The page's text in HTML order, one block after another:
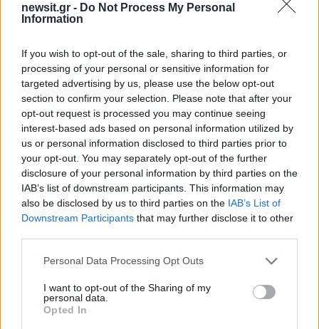
newsit.gr - Do Not Process My Personal
Information
If you wish to opt-out of the sale, sharing to third parties, or
processing of your personal or sensitive information for
targeted advertising by us, please use the below opt-out
section to confirm your selection. Please note that after your
opt-out request is processed you may continue seeing
interest-based ads based on personal information utilized by
us or personal information disclosed to third parties prior to
your opt-out. You may separately opt-out of the further
disclosure of your personal information by third parties on the
IAB’s list of downstream participants. This information may
also be disclosed by us to third parties on the IAB’s List of
Downstream Participants that may further disclose it to other
Please note that this website/app uses one or more Google
not limited to your visit or usage behaviour. You may click to
grant or deny consent to Google and its third-party tags to
use your data for below specified purposes in below Google
Personal Data Processing Opt Outs
I want to opt-out of the Sharing of my
personal data.
Opted In
Πιο δημοφιλή
1 Η Άννα Βίσση ξετρελάθηκε με μπάντα που
έπαιζε Τσιτσάνη στο Φισκάρδο και τους
πρότεινε συνεργασία
2Μαριζέτα Αντωνοπούλου στο newsit.gr: Οι
“σωτήρες” ανήκουν στο χρονοντούλαπο
της ιστορίας
3Κωνσταντίνος Αργυρός και Αλεξάνδρα
Νίκα κάνουν διακοπές με πολυτελές γιοτ
με τα δύο παιδιά τους
4«Ψήνονται» στα 40άρια δυτική και βόρεια
Ελλάδα – Ενισχυμένα μελτέμια έως 8
μποφόρ στο Αιγαίο μέχρι
Θρήνος για τον Λιονέλ Μέσι – Πέθανε ο
πατέρας του, Χόρχε